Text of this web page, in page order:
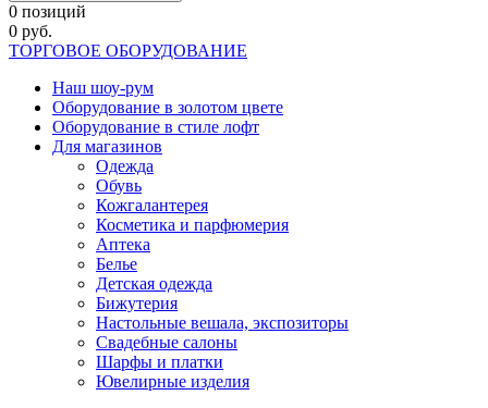
0 позиций
0 руб.
ТОРГОВОЕ ОБОРУДОВАНИЕ
Наш шоу-рум
Оборудование в золотом цвете
Оборудование в стиле лофт
Для магазинов
Одежда
Обувь
Кожгалантерея
Косметика и парфюмерия
Аптека
Белье
Детская одежда
Бижутерия
Настольные вешала, экспозиторы
Свадебные салоны
Шарфы и платки
Ювелирные изделия